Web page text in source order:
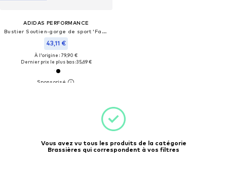
ADIDAS PERFORMANCE
Bustier Soutien-gorge de sport 'FastImpact Luxe'
43,11 €
À l'origine : 79,90 €
Dernier prix le plus bas :35,69 €
Vous avez vu tous les produits de la catégorie
Brassières qui correspondent à vos filtres